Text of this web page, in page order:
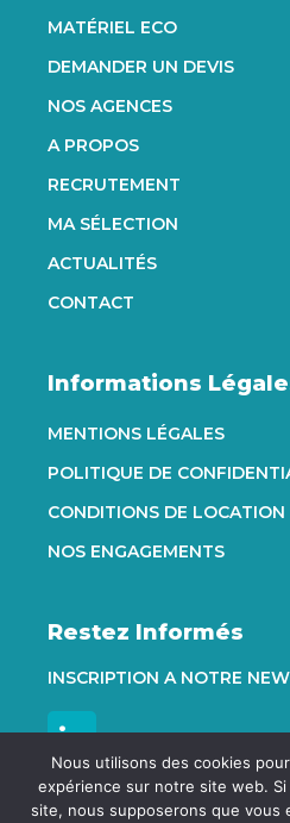
MATÉRIEL ECO
DEMANDER UN DEVIS
NOS AGENCES
A PROPOS
RECRUTEMENT
MA SÉLECTION
ACTUALITÉS
CONTACT
Informations
MENTIONS LÉGALES
POLITIQUE DE
CONDITIONS DE LOCATION
NOS ENGAGEMENTS
Restez Informés
INSCRIPTION A NOTRE
Nous utilisons des cookies
expérience sur notre site web.
site, nous supposerons que vous